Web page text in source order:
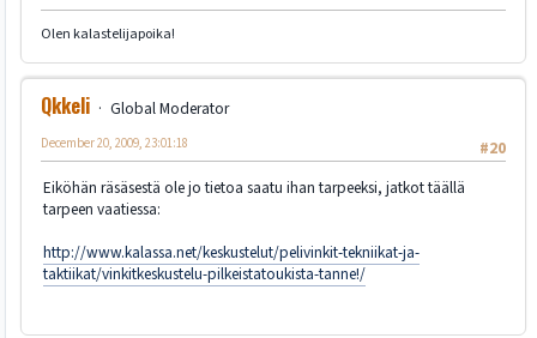
Olen kalastelijapoika!
Qkkeli
Global Moderator
#20
December 20, 2009, 23:01:18
Eiköhän räsäsestä ole jo tietoa saatu ihan tarpeeksi, jatkot täällä
tarpeen vaatiessa:
http://www.kalassa.net/keskustelut/pelivinkit-tekniikat-ja-
taktiikat/vinkitkeskustelu-pilkeistatoukista-tanne!/